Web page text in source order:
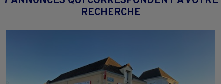
RECHERCHE